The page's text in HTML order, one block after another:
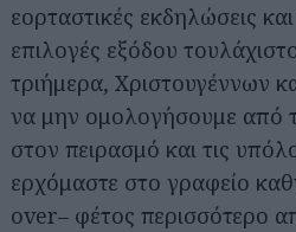
εορταστικές εκδηλώσεις και
επιλογές εξόδου
τριήμερα, Χριστουγέννων
να μην ομολογήσουμε από
στον πειρασμό και τις
ερχόμαστε στο γραφείο
over– φέτος περισσότερο